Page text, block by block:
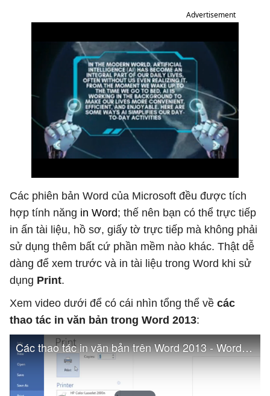
Advertisement
Các phiên bản Word của Microsoft đều được tích
hợp tính năng in Word; thế nên bạn có thể trực tiếp
in ấn tài liệu, hồ sơ, giấy tờ trực tiếp mà không phải
sử dụng thêm bất cứ phần mềm nào khác. Thật dễ
dàng để xem trước và in tài liệu trong Word khi sử
dụng Print.
Xem video dưới để có cái nhìn tổng thể về các
thao tác in văn bản trong Word 2013: